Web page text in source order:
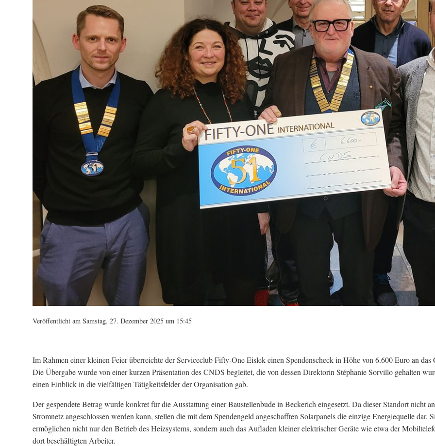
Veröffentlicht am Samstag, 27. Dezember 2025 um 15:45
Im Rahmen einer kleinen Feier überreichte der Serviceclub Fifty-One Eislek einen Spendenscheck in Höhe von 6.600 Euro an das
Die Übergabe wurde von einer kurzen Präsentation des CNDS begleitet, die von dessen Direktorin Stéphanie Sorvillo gehalten
einen Einblick in die vielfältigen Tätigkeitsfelder der Organisation gab.
Der gespendete Betrag wurde konkret für die Ausstattung einer Baustellenbude in Beckerich eingesetzt. Da dieser Standort nicht
Stromnetz angeschlossen werden kann, stellen die mit dem Spendengeld angeschafften Solarpanels die einzige Energiequelle dar.
ermöglichen nicht nur den Betrieb des Heizsystems, sondern auch das Aufladen kleiner elektrischer Geräte wie etwa der
dort beschäftigten Arbeiter.